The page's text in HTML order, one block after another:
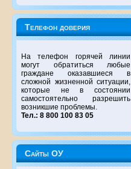
Телефон доверия
На телефон горячей линии
могут обратиться любые
граждане оказавшиеся в
сложной жизненной ситуации,
которые не в состоянии
самостоятельно разрешить
возникшие проблемы.
Тел.: 8 800 100 83 05
Сайты ОУ